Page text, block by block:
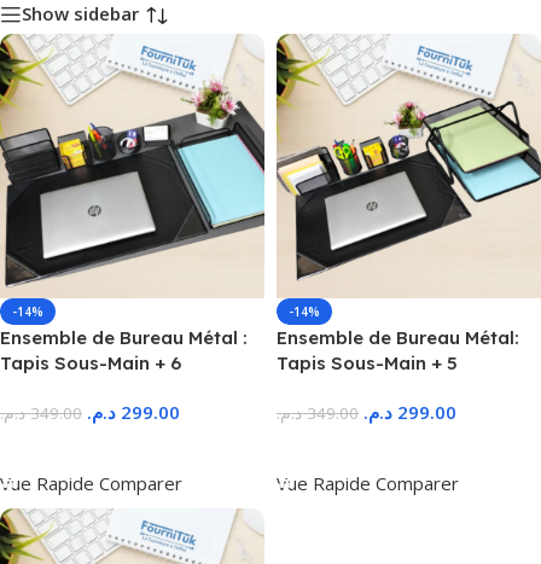
Show sidebar
-14%
Ensemble de Bureau Métal :
Tapis Sous-Main + 6
349.00 د.م. 299.00 د.م.
Vue Rapide Comparer
-14%
Ensemble de Bureau Métal:
Tapis Sous-Main + 5
349.00 د.م. 299.00 د.م.
Vue Rapide Comparer